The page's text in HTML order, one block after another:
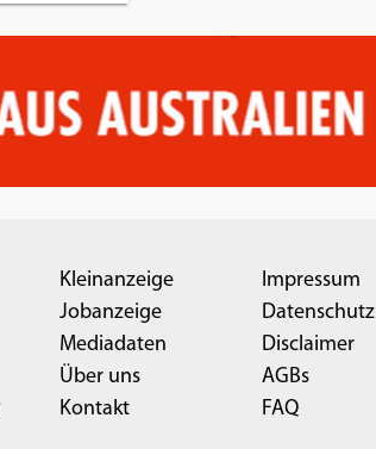
Kleinanzeige
Jobanzeige
Mediadaten
Über uns
Kontakt
Impressum
Datenschutz
Disclaimer
AGBs
FAQ